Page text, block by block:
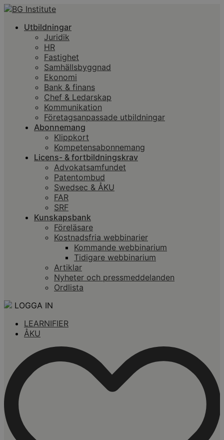
Utbildningar
Juridik
HR
Fastighet
Samhällsbyggnad
Ekonomi
Bank & finans
Chef & Ledarskap
Kommunikation
Företagsanpassade utbildningar
Abonnemang
Klippkort
Kompetensabonnemang
Licens- & fortbildningskrav
Advokatsamfundet
Patentombud
Swedsec & ÅKU
FAR
SRF
Kunskapsbank
Föreläsare
Kostnadsfria webbinarier
Kommande webbinarium
Tidigare webbinarium
Artiklar
Nyheter och pressmeddelanden
Ordlista
LOGGA IN
LEARNIFIER
ÅKU